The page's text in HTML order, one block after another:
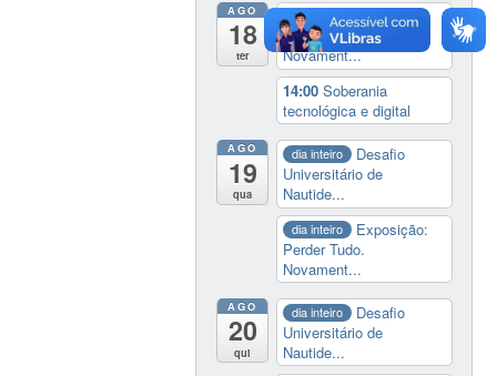
AGO
18
ter
dia inteiro
Exposição:
Perder Tudo.
Novament...
14:00Soberania
tecnológica e digital
AGO
19
qua
dia inteiro
Desafio
Universitário de
Nautide...
dia inteiro
Exposição:
Perder Tudo.
Novament...
AGO
20
qui
dia inteiro
Desafio
Universitário de
Nautide...